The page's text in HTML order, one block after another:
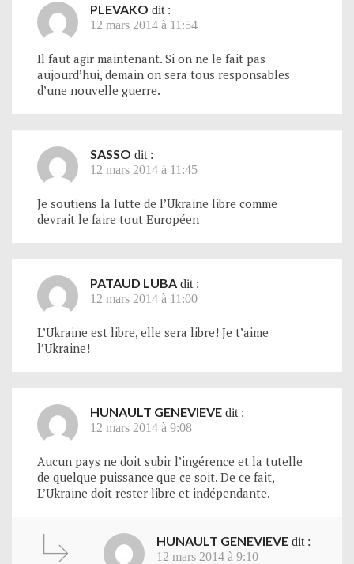
PLEVAKO dit :
12 mars 2014 à 11:54
Il faut agir maintenant. Si on ne le fait pas
aujourd’hui, demain on sera tous responsables
d’une nouvelle guerre.
SASSO dit :
12 mars 2014 à 11:45
Je soutiens la lutte de l’Ukraine libre comme
devrait le faire tout Européen
PATAUD LUBA dit :
12 mars 2014 à 11:00
L’Ukraine est libre, elle sera libre! Je t’aime
l’Ukraine!
HUNAULT GENEVIEVE dit :
12 mars 2014 à 9:08
Aucun pays ne doit subir l’ingérence et la tutelle
de quelque puissance que ce soit. De ce fait,
L’Ukraine doit rester libre et indépendante.
HUNAULT GENEVIEVE dit :
12 mars 2014 à 9:10